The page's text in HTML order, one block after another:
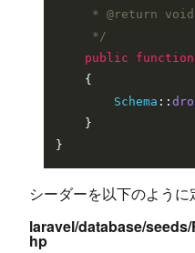
     *
@return void
     */
public
function
{
Schema ::
    }
シーダーを以下のように
laravel/database/
hp